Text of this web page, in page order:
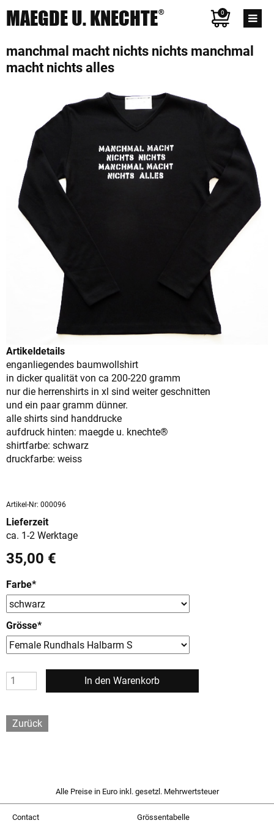
MAEGDE U. KNECHTE® 0
manchmal macht nichts nichts manchmal
macht nichts alles
Artikeldetails
enganliegendes baumwollshirt
in dicker qualität von ca 200-220 gramm
nur die herrenshirts in xl sind weiter geschnitten
und ein paar gramm dünner.
alle shirts sind handdrucke
aufdruck hinten: maegde u. knechte®
shirtfarbe: schwarz
druckfarbe: weiss
Artikel-Nr: 000096
Lieferzeit
ca. 1-2 Werktage
35,00 €
Farbe*
Grösse*
Zurück
Alle Preise in Euro inkl. gesetzl. Mehrwertsteuer
Contact Grössentabelle